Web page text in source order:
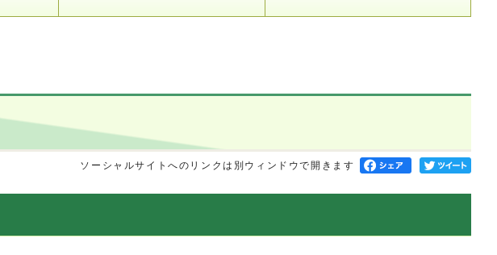
ソーシャルサイトへのリンクは別ウィンドウで開きます